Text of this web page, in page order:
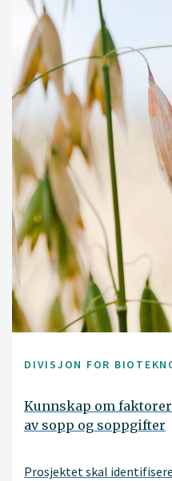
DIVISJON FOR
Kunnskap om
av sopp og soppgifter
Prosjektet skal